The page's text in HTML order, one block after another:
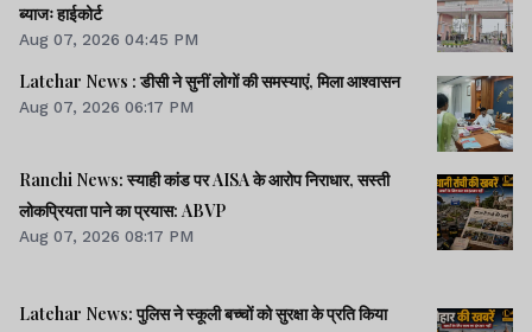
ब्याजः हाईकोर्ट
Aug 07, 2026 04:45 PM
Latehar News : डीसी ने सुनीं लोगों की समस्याएं, मिला आश्वासन
Aug 07, 2026 06:17 PM
Ranchi News: स्याही कांड पर AISA के आरोप निराधार, सस्ती
लोकप्रियता पाने का प्रयास: ABVP
Aug 07, 2026 08:17 PM
Latehar News: पुलिस ने स्कूली बच्चों को सुरक्षा के प्रति किया